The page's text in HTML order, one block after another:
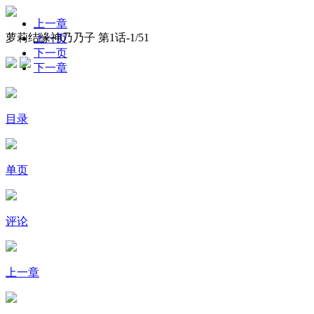
萝莉结缘神乃乃子 第1话-1/51
上一章
上一页
下一页
下一章
目录
单页
评论
上一章